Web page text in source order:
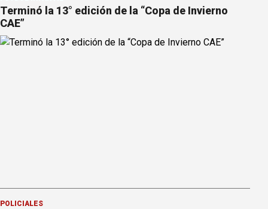
Terminó la 13° edición de la “Copa de Invierno
CAE”
POLICIALES